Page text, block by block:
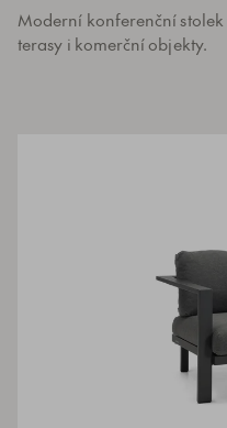
Moderní konferenční
terasy i komerční objekty.